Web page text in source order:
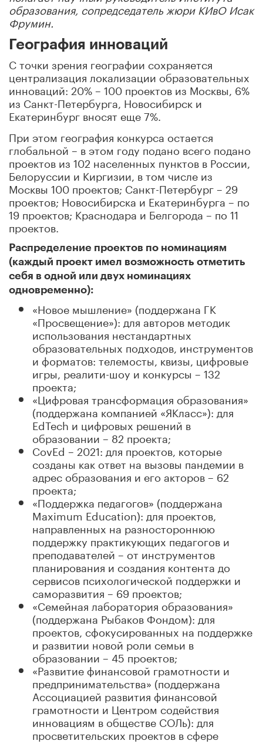
образования, сопредседатель жюри КИвО Исак
Фрумин.
География инноваций
С точки зрения географии сохраняется
централизация локализации образовательных
инноваций: 20% – 100 проектов из Москвы, 6%
из Санкт-Петербурга, Новосибирск и
Екатеринбург вносят еще 7%.
При этом география конкурса остается
глобальной – в этом году подано всего подано
проектов из 102 населенных пунктов в России,
Белоруссии и Киргизии, в том числе из
Москвы 100 проектов; Санкт-Петербург – 29
проектов; Новосибирска и Екатеринбурга – по
19 проектов; Краснодара и Белгорода – по 11
проектов.
Распределение проектов по номинациям
(каждый проект имел возможность отметить
себя в одной или двух номинациях
одновременно):
«Новое мышление» (поддержана ГК
«Просвещение»): для авторов методик
использования нестандартных
образовательных подходов, инструментов
и форматов: телемосты, квизы, цифровые
игры, реалити-шоу и конкурсы – 132
проекта;
«Цифровая трансформация образования»
(поддержана компанией «ЯКласс»): для
EdTech и цифровых решений в
образовании – 82 проекта;
CovEd – 2021: для проектов, которые
созданы как ответ на вызовы пандемии в
адрес образования и его акторов – 62
проекта;
«Поддержка педагогов» (поддержана
Maximum Education): для проектов,
направленных на разностороннюю
поддержку практикующих педагогов и
преподавателей – от инструментов
планирования и создания контента до
сервисов психологической поддержки и
саморазвития – 69 проектов;
«Семейная лаборатория образования»
(поддержана Рыбаков Фондом): для
проектов, сфокусированных на поддержке
и развитии новой роли семьи в
образовании – 45 проектов;
«Развитие финансовой грамотности и
предпринимательства» (поддержана
Ассоциацией развития финансовой
грамотности и Центром содействия
инновациям в обществе СОЛь): для
просветительских проектов в сфере